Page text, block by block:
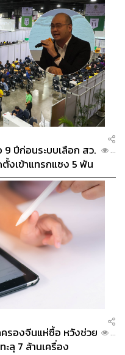
9 ปีก่อนระบบเลือก สว.
งเข้าแทรกแซง 5 พัน
...
รองจีนแห่ซื้อ หวังช่วย
ลุ 7 ล้านเครื่อง
...